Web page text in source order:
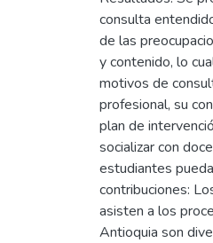
consulta
de las
y contenido, lo
motivos de
profesional, su
plan de
socializar con
estudiantes
contribuciones:
asisten a los
Antioquia son